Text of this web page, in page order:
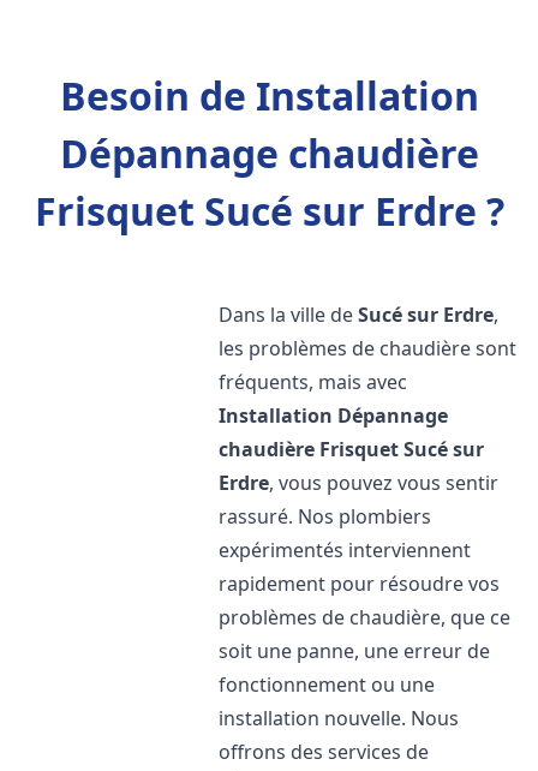
Besoin de Installation
Dépannage chaudière
Frisquet Sucé sur Erdre ?
Dans la ville deSucé sur Erdre,
les problèmes de chaudière sont
fréquents, mais avec
Installation Dépannage
chaudière FrisquetSucé sur
Erdre, vous pouvez vous sentir
rassuré. Nos plombiers
expérimentés interviennent
rapidement pour résoudre vos
problèmes de chaudière, que ce
soit une panne, une erreur de
fonctionnement ou une
installation nouvelle. Nous
offrons des services de